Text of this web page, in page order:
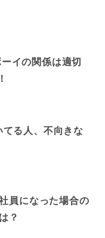
イの関係は適切
る人、不向きな
員になった場合の
？